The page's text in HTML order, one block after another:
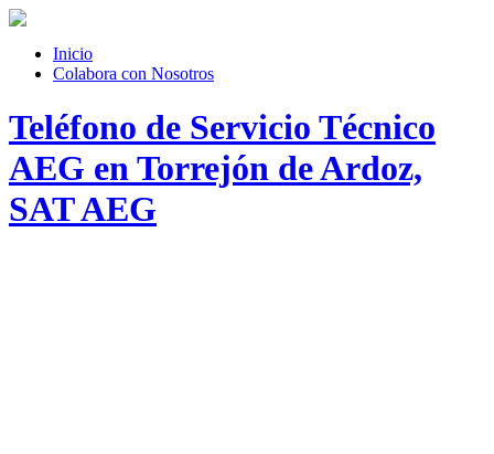
Inicio
Colabora con Nosotros
Teléfono de Servicio Técnico
AEG en Torrejón de Ardoz,
SAT AEG